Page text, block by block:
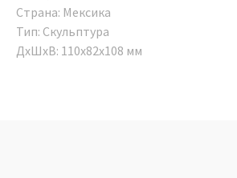
Страна: Мексика
Тип: Скульптура
ДxШxВ: 110x82x108 мм